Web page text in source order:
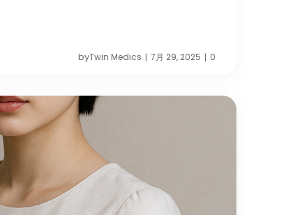
byTwin Medics | 7月 29, 2025 | 0